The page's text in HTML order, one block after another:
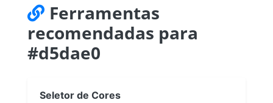
Ferramentas
recomendadas para
#d5dae0
Seletor de Cores